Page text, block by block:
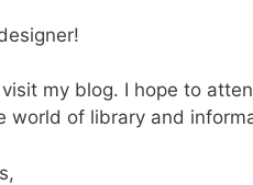
my blog. I hope to
world of library and